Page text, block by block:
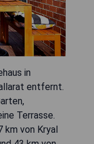
in
entfernt.
Terrasse.
km von Kryal